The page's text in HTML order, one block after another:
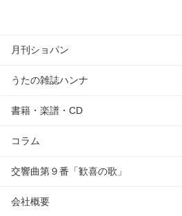
月刊ショパン
うたの雑誌ハンナ
書籍・楽譜・CD
コラム
交響曲第９番「歓喜の歌」
会社概要